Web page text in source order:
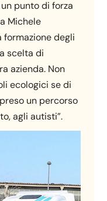
punto di forza
Michele
formazione degli
scelta di
azienda. Non
ecologici se di
un percorso
agli autisti”.